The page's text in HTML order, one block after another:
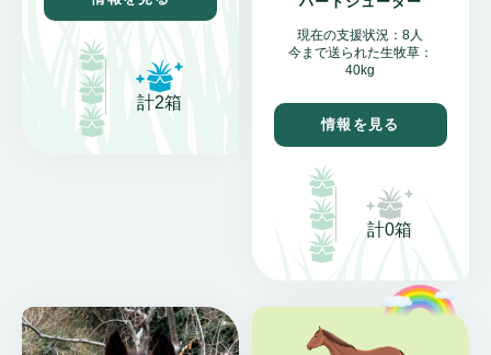
計2箱
現在の支援状況：8人
今まで送られた生牧草：
40kg
情報を見る
計0箱